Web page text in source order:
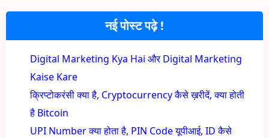
नई पोस्ट पढ़े !
Digital Marketing Kya Hai और Digital Marketing
Kaise Kare
क्रिप्टोकरंसी क्या है, Cryptocurrency कैसे ख़रीदें, क्या होती
है Bitcoin
UPI Number क्या होता है, PIN Code यूपीआई, ID कैसे